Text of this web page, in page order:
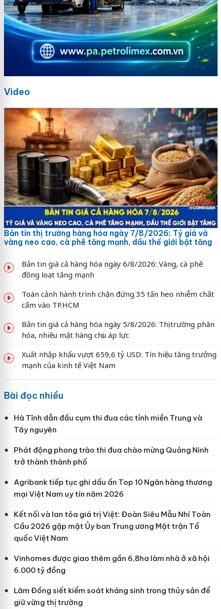
Video
Bản tin thị trường hàng hóa ngày 7/8/2026: Tỷ giá và
vàng neo cao, cà phê tăng mạnh, dầu thế giới bật tăng
Bản tin giá cả hàng hóa ngày 6/8/2026: Vàng, cà phê
đồng loạt tăng mạnh
Toàn cảnh hành trình chặn đứng 35 tấn heo nhiễm chất
cấm vào TP.HCM
Bản tin giá cả hàng hóa ngày 5/8/2026: Thị trường phân
hóa, nhiều mặt hàng chịu áp lực
Xuất nhập khẩu vượt 659,6 tỷ USD: Tín hiệu tăng trưởng
mạnh của kinh tế Việt Nam
Bài đọc nhiều
Hà Tĩnh dẫn đầu cụm thi đua các tỉnh miền Trung và
Tây nguyên
Phát động phong trào thi đua chào mừng Quảng Ninh
trở thành thành phố
Agribank tiếp tục ghi dấu ấn Top 10 Ngân hàng thương
mại Việt Nam uy tín năm 2026
Kết nối và lan tỏa giá trị Việt: Đoàn Siêu Mẫu Nhí Toàn
Cầu 2026 gặp mặt Ủy ban Trung ương Mặt trận Tổ
quốc Việt Nam
Vinhomes được giao thêm gần 6,8ha làm nhà ở xã hội
6.000 tỷ đồng
Lâm Đồng siết kiểm soát kháng sinh trong thủy sản để
giữ vững thị trường